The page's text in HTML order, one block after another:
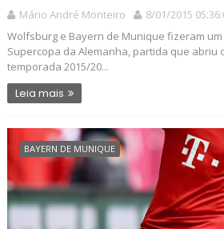
Mário André Monteiro
8/01/2015
Wolfsburg e Bayern de Munique fizeram
Supercopa da Alemanha, partida que abriu
temporada 2015/20...
Leia mais
BAYERN DE MUNIQUE